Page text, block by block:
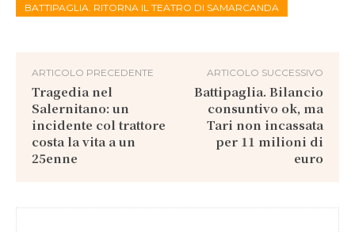
BATTIPAGLIA. RITORNA IL TEATRO DI SAMARCANDA
ARTICOLO PRECEDENTE
Tragedia nel
Salernitano: un
incidente col trattore
costa la vita a un
25enne
ARTICOLO SUCCESSIVO
Battipaglia. Bilancio
consuntivo ok, ma
Tari non incassata
per 11 milioni di
euro